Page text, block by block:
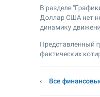
В разделе
Доллар США нет
динамику
Представленный
фактических
Все